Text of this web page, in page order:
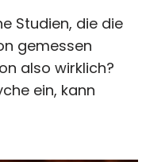
Studien, die die
gemessen
also wirklich?
ein, kann